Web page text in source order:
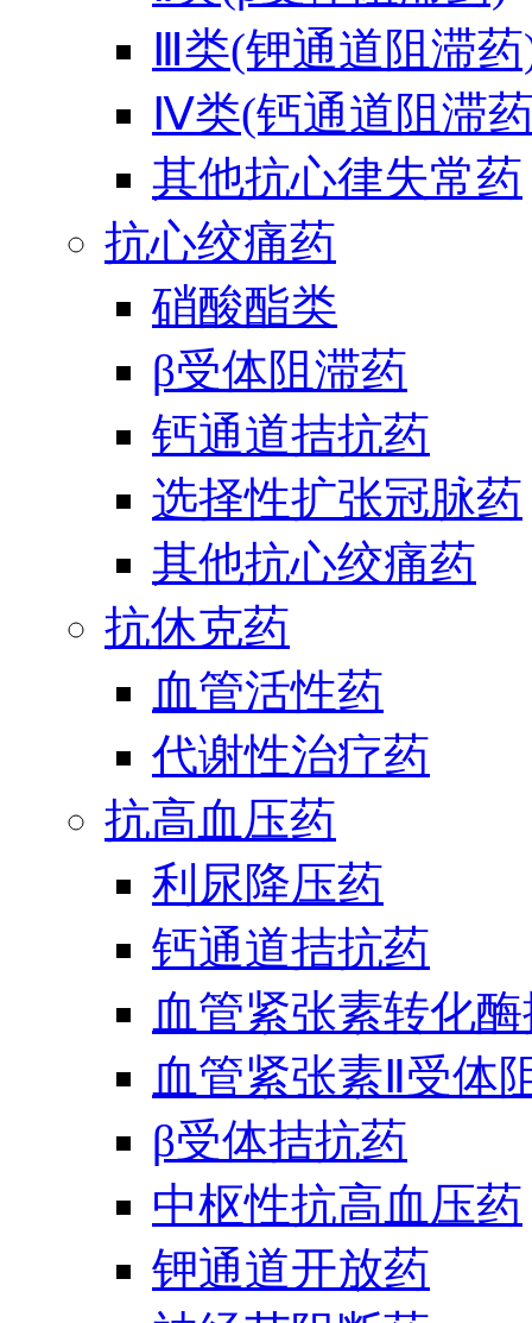
Ⅲ类(钾通道阻滞
Ⅳ类(钙通道阻滞
其他抗心律失常药
抗心绞痛药
硝酸酯类
β受体阻滞药
钙通道拮抗药
选择性扩张冠脉药
其他抗心绞痛药
抗休克药
血管活性药
代谢性治疗药
抗高血压药
利尿降压药
钙通道拮抗药
血管紧张素转化
血管紧张素Ⅱ受体
β受体拮抗药
中枢性抗高血压药
钾通道开放药